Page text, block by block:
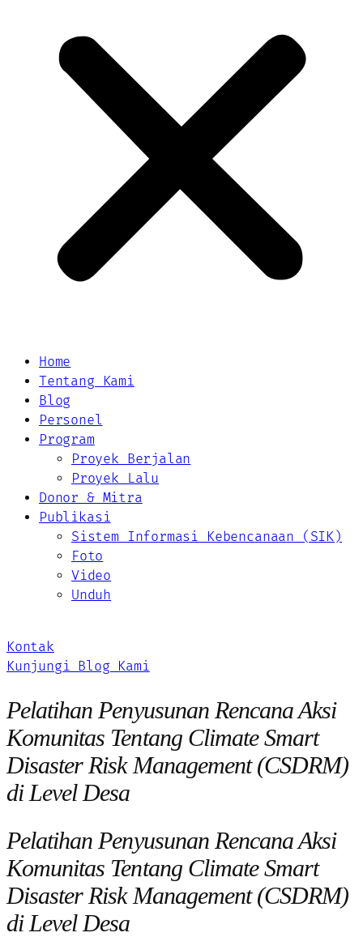
Home
Tentang Kami
Blog
Personel
Program
Proyek Berjalan
Proyek Lalu
Donor & Mitra
Publikasi
Sistem Informasi Kebencanaan (SIK)
Foto
Video
Unduh
Kontak
Kunjungi Blog Kami
Pelatihan Penyusunan Rencana Aksi
Komunitas Tentang Climate Smart
Disaster Risk Management (CSDRM)
di Level Desa
Pelatihan Penyusunan Rencana Aksi
Komunitas Tentang Climate Smart
Disaster Risk Management (CSDRM)
di Level Desa